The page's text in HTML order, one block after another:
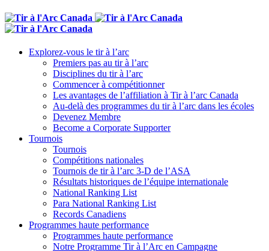
Explorez-vous le tir à l’arc
Premiers pas au tir à l’arc
Disciplines du tir à l’arc
Commencer à compétitionner
Les avantages de l’affiliation à Tir à l’arc Canada
Au-delà des programmes du tir à l’arc dans les écoles
Devenez Membre
Become a Corporate Supporter
Tournois
Tournois
Compétitions nationales
Tournois de tir à l’arc 3-D de l’ASA
Résultats historiques de l’équipe internationale
National Ranking List
Para National Ranking List
Records Canadiens
Programmes haute performance
Programmes haute performance
Notre Programme Tir à l’Arc en Campagne